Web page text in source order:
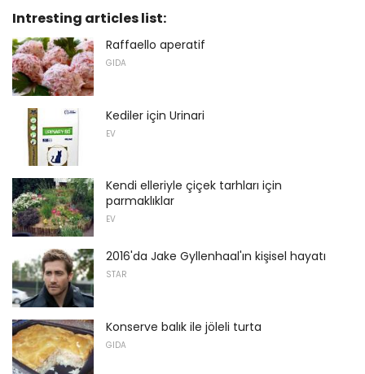
Intresting articles list:
Raffaello aperatif
GIDA
Kediler için Urinari
EV
Kendi elleriyle çiçek tarhları için
parmaklıklar
EV
2016'da Jake Gyllenhaal'ın kişisel hayatı
STAR
Konserve balık ile jöleli turta
GIDA